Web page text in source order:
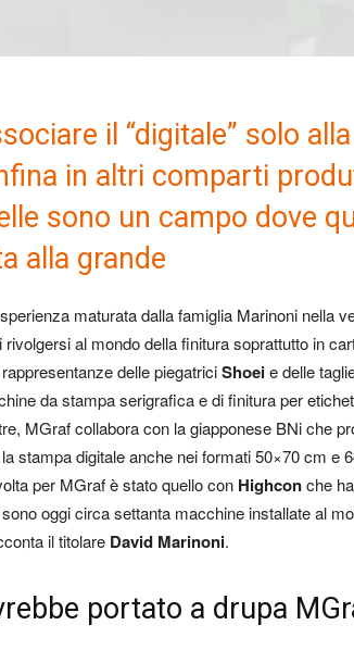
il “digitale” solo
in altri comparti
sono un campo dove
alla grande
maturata dalla famiglia Marinoni nella
al mondo della finitura soprattutto in
delle piegatriciShoeie delle
da stampa serigrafica e di finitura per
MGraf collabora con la giapponese BNi che
stampa digitale anche nei formati 50×70 cm e
per MGraf è stato quello con Highconche
oggi circa settanta macchine installate al
il titolare David Marinoni.
portato a drupa